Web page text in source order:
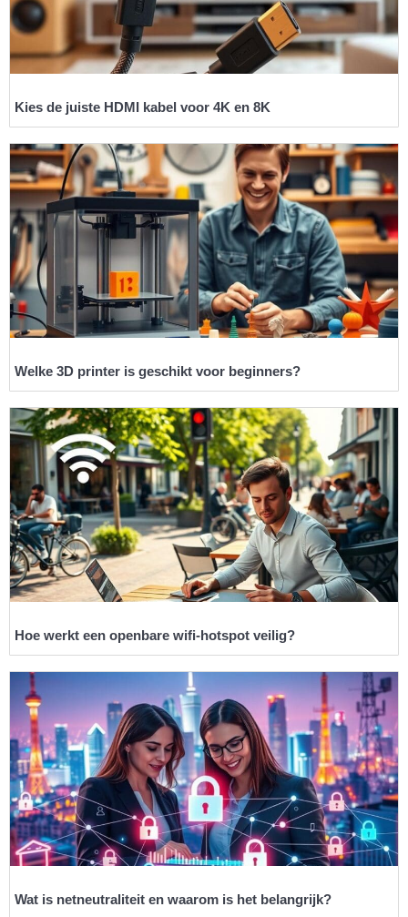
Kies de juiste HDMI kabel voor 4K en 8K
Welke 3D printer is geschikt voor beginners?
Hoe werkt een openbare wifi-hotspot veilig?
Wat is netneutraliteit en waarom is het belangrijk?